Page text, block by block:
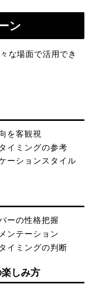
ン
な場面で活用でき
を客観視
イミングの参考
ーションスタイル
ーの性格把握
ンテーション
イミングの判断
しみ方